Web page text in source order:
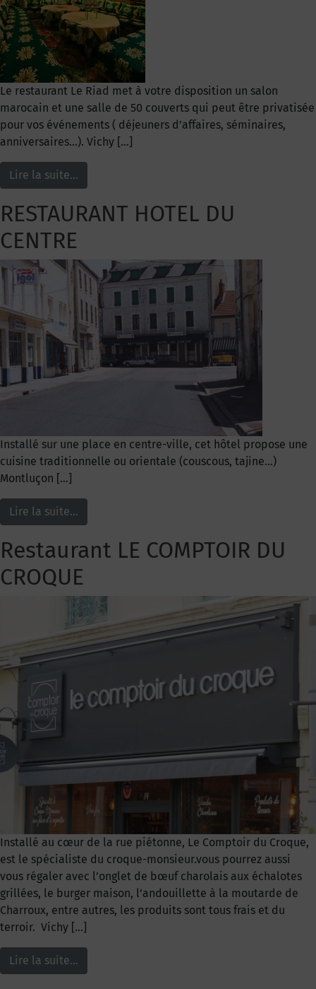
Le restaurant Le Riad met à votre disposition un salon
marocain et une salle de 50 couverts qui peut être privatisée
pour vos événements ( déjeuners d’affaires, séminaires,
anniversaires…). Vichy […]
Lire la suite…
RESTAURANT HOTEL DU
CENTRE
Installé sur une place en centre-ville, cet hôtel propose une
cuisine traditionnelle ou orientale (couscous, tajine…)
Montluçon […]
Lire la suite…
Restaurant LE COMPTOIR DU
CROQUE
Installé au cœur de la rue piétonne, Le Comptoir du Croque,
est le spécialiste du croque-monsieur.vous pourrez aussi
vous régaler avec l’onglet de bœuf charolais aux échalotes
grillées, le burger maison, l’andouillette à la moutarde de
Charroux, entre autres, les produits sont tous frais et du
terroir. Vichy […]
Lire la suite…